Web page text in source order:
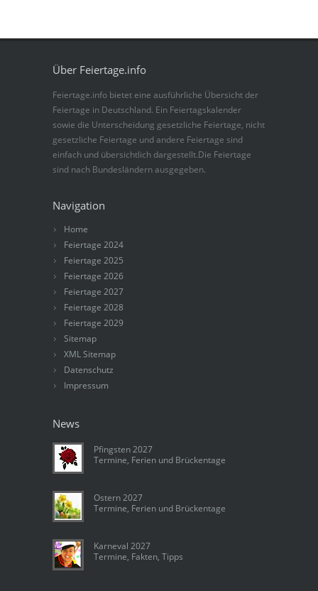
Über Feiertage.info
Feiertage.info bietet eine ausführliche Übersicht der
Feiertage in Deutschland. Ein Feiertagskalender
sowie die Unterscheidung gesetzliche Feiertage, nicht
gesetzliche Feiertage und andere Feiertage sind
einfach und übersichtlich dargestellt.Die Feiertage
sind nach Bundesländern ausgegeben.
Navigation
Home
Feiertage 2024
Feiertage 2025
Feiertage 2026
Feiertage 2027
Feiertage 2028
Feiertage 2029
Sitemap
XML Sitemap
Datenschutz
Impressum
News
Pfingsten 2027
Termine, Ferien und Brückentage
Ostern 2027
Termine, Ferien und Brückentage
Karneval 2027
Termine, Fakten, Tipps